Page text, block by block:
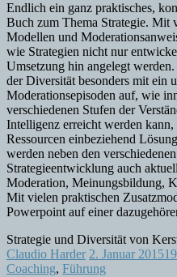
Endlich ein ganz praktisches,
Buch zum Thema Strategie. Mit
Modellen und
wie Strategien nicht nur
Umsetzung hin angelegt
der Diversität besonders mit ein
Moderationsepisoden auf, wie
verschiedenen Stufen der
Intelligenz erreicht werden
Ressourcen einbeziehend
werden neben den
Strategieentwicklung auch
Moderation, Meinungsbildung,
Mit vielen praktischen
Powerpoint auf einer
Strategie und Diversität von
Claudio Harder 2. Januar 2015
Coaching, Führung